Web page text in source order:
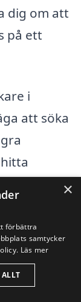
dig om att
på ett
i
att söka
×
förbättra
samtycker
Läs mer